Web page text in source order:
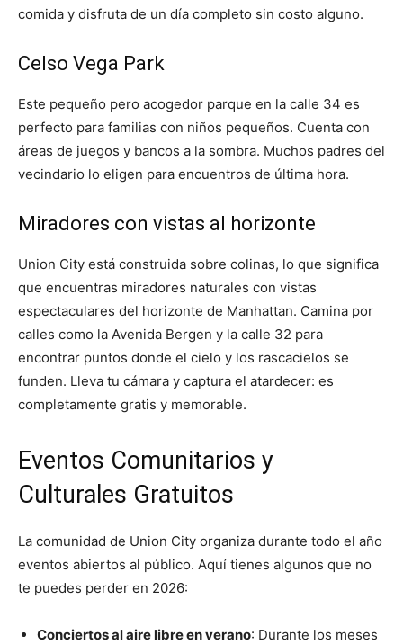
comida y disfruta de un día completo sin costo alguno.
Celso Vega Park
Este pequeño pero acogedor parque en la calle 34 es
perfecto para familias con niños pequeños. Cuenta con
áreas de juegos y bancos a la sombra. Muchos padres del
vecindario lo eligen para encuentros de última hora.
Miradores con vistas al horizonte
Union City está construida sobre colinas, lo que significa
que encuentras miradores naturales con vistas
espectaculares del horizonte de Manhattan. Camina por
calles como la Avenida Bergen y la calle 32 para
encontrar puntos donde el cielo y los rascacielos se
funden. Lleva tu cámara y captura el atardecer: es
completamente gratis y memorable.
Eventos Comunitarios y
Culturales Gratuitos
La comunidad de Union City organiza durante todo el año
eventos abiertos al público. Aquí tienes algunos que no
te puedes perder en 2026:
Conciertos al aire libre en verano: Durante los meses